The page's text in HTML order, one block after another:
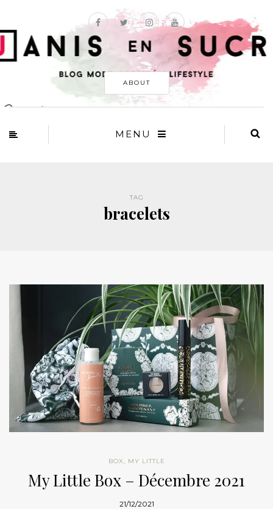
ABOUT
MENU
TAG
bracelets
BOX, MY LITTLE
My Little Box – Décembre 2021
21/12/2021